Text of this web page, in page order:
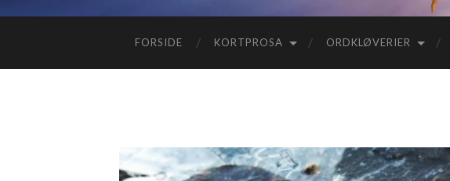
FORSIDE KORTPROSA ORDKLØVERIER